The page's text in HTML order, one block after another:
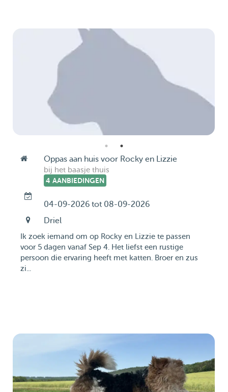
Oppas aan huis voor Rocky en Lizzie
bij het baasje thuis
4 AANBIEDINGEN
04-09-2026 tot 08-09-2026
Driel
Ik zoek iemand om op Rocky en Lizzie te passen
voor 5 dagen vanaf Sep 4. Het liefst een rustige
persoon die ervaring heeft met katten. Broer en zus
zi...